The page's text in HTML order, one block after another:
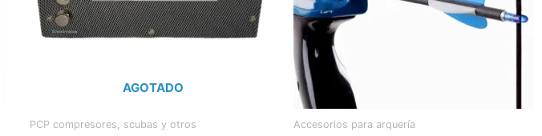
AGOTADO
PCP compresores, scubas y otros Accesorios para arquería